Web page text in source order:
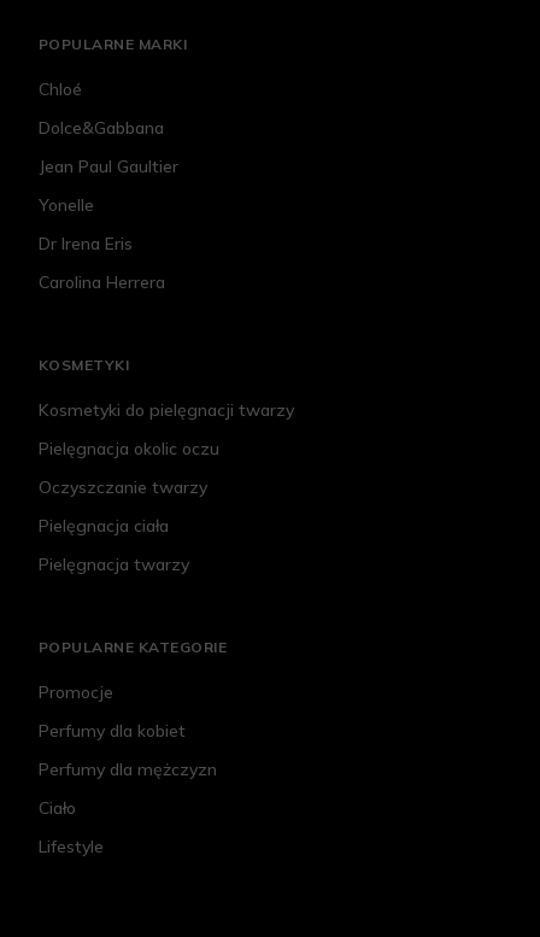
POPULARNE MARKI
Chloé
Dolce&Gabbana
Jean Paul Gaultier
Yonelle
Dr Irena Eris
Carolina Herrera
KOSMETYKI
Kosmetyki do pielęgnacji twarzy
Pielęgnacja okolic oczu
Oczyszczanie twarzy
Pielęgnacja ciała
Pielęgnacja twarzy
POPULARNE KATEGORIE
Promocje
Perfumy dla kobiet
Perfumy dla mężczyzn
Ciało
Lifestyle